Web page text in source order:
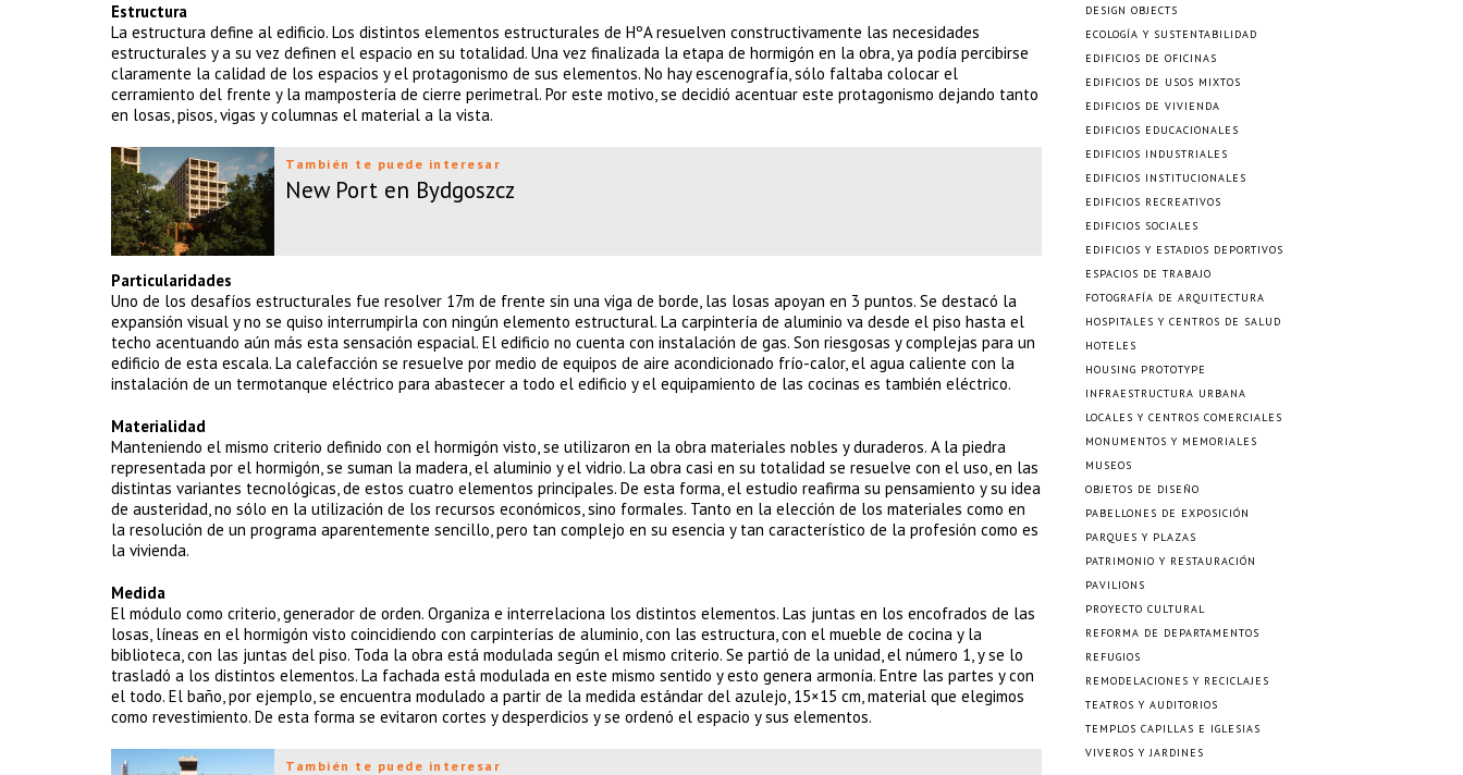
Estructura
La estructura define al edificio. Los distintos elementos estructurales de HºA resuelven constructivamente las necesidades
estructurales y a su vez definen el espacio en su totalidad. Una vez finalizada la etapa de hormigón en la obra, ya podía percibirse
claramente la calidad de los espacios y el protagonismo de sus elementos. No hay escenografía, sólo faltaba colocar el
cerramiento del frente y la mampostería de cierre perimetral. Por este motivo, se decidió acentuar este protagonismo dejando tanto
en losas, pisos, vigas y columnas el material a la vista.
También te puede interesar
New Port en Bydgoszcz
Particularidades
Uno de los desafíos estructurales fue resolver 17m de frente sin una viga de borde, las losas apoyan en 3 puntos. Se destacó la
expansión visual y no se quiso interrumpirla con ningún elemento estructural. La carpintería de aluminio va desde el piso hasta el
techo acentuando aún más esta sensación espacial. El edificio no cuenta con instalación de gas. Son riesgosas y complejas para un
edificio de esta escala. La calefacción se resuelve por medio de equipos de aire acondicionado frío-calor, el agua caliente con la
instalación de un termotanque eléctrico para abastecer a todo el edificio y el equipamiento de las cocinas es también eléctrico.
Materialidad
Manteniendo el mismo criterio definido con el hormigón visto, se utilizaron en la obra materiales nobles y duraderos. A la piedra
representada por el hormigón, se suman la madera, el aluminio y el vidrio. La obra casi en su totalidad se resuelve con el uso, en las
distintas variantes tecnológicas, de estos cuatro elementos principales. De esta forma, el estudio reafirma su pensamiento y su idea
de austeridad, no sólo en la utilización de los recursos económicos, sino formales. Tanto en la elección de los materiales como en
la resolución de un programa aparentemente sencillo, pero tan complejo en su esencia y tan característico de la profesión como es
la vivienda.
Medida
El módulo como criterio, generador de orden. Organiza e interrelaciona los distintos elementos. Las juntas en los encofrados de las
losas, líneas en el hormigón visto coincidiendo con carpinterías de aluminio, con las estructura, con el mueble de cocina y la
biblioteca, con las juntas del piso. Toda la obra está modulada según el mismo criterio. Se partió de la unidad, el número 1, y se lo
trasladó a los distintos elementos. La fachada está modulada en este mismo sentido y esto genera armonía. Entre las partes y con
el todo. El baño, por ejemplo, se encuentra modulado a partir de la medida estándar del azulejo, 15×15 cm, material que elegimos
como revestimiento. De esta forma se evitaron cortes y desperdicios y se ordenó el espacio y sus elementos.
También te puede interesar
DESIGN OBJECTS
ECOLOGÍA Y SUSTENTABILIDAD
EDIFICIOS DE OFICINAS
EDIFICIOS DE USOS MIXTOS
EDIFICIOS DE VIVIENDA
EDIFICIOS EDUCACIONALES
EDIFICIOS INDUSTRIALES
EDIFICIOS INSTITUCIONALES
EDIFICIOS RECREATIVOS
EDIFICIOS SOCIALES
EDIFICIOS Y ESTADIOS DEPORTIVOS
ESPACIOS DE TRABAJO
FOTOGRAFÍA DE ARQUITECTURA
HOSPITALES Y CENTROS DE SALUD
HOTELES
HOUSING PROTOTYPE
INFRAESTRUCTURA URBANA
LOCALES Y CENTROS COMERCIALES
MONUMENTOS Y MEMORIALES
MUSEOS
OBJETOS DE DISEÑO
PABELLONES DE EXPOSICIÓN
PARQUES Y PLAZAS
PATRIMONIO Y RESTAURACIÓN
PAVILIONS
PROYECTO CULTURAL
REFORMA DE DEPARTAMENTOS
REFUGIOS
REMODELACIONES Y RECICLAJES
TEATROS Y AUDITORIOS
TEMPLOS CAPILLAS E IGLESIAS
VIVEROS Y JARDINES